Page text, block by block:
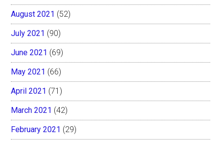
August 2021 (52)
July 2021 (90)
June 2021 (69)
May 2021 (66)
April 2021 (71)
March 2021 (42)
February 2021 (29)